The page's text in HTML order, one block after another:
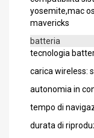
yosemite,mac
mavericks
batteria
tecnologia
carica wireless:
autonomia in
tempo di
durata di